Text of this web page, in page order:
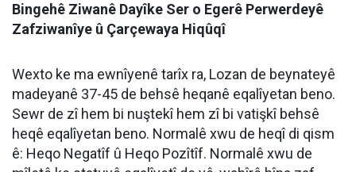
Bingehê Ziwanê Dayîke Ser o Egerê Perwerdeyê
Zafziwanîye û Çarçewaya Hiqûqî
Wexto ke ma ewnîyenê tarîx ra, Lozan de beynateyê
madeyanê 37-45 de behsê heqanê eqalîyetan beno.
Sewr de zî hem bi nuştekî hem zî bi vatişkî behsê
heqê eqalîyetan beno. Normalê xwu de heqî di qism
ê: Heqo Negatîf û Heqo Pozîtîf. Normalê xwu de